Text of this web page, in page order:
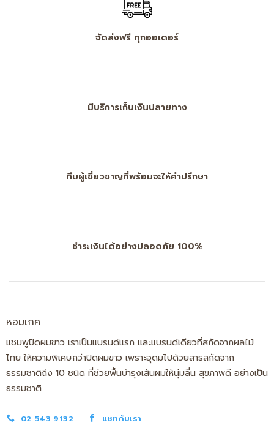
จัดส่งฟรี ทุกออเดอร์
มีบริการเก็บเงินปลายทาง
ทีมผู้เชี่ยวชาญที่พร้อมจะให้คำปรึกษา
ชำระเงินได้อย่างปลอดภัย 100%
หอมเกศ
แชมพูปิดผมขาว เราเป็นแบรนด์แรก และแบรนด์เดียวที่สกัดจากผลไม้
ไทย ให้ความพิเศษกว่าปิดผมขาว เพราะอุดมไปด้วยสารสกัดจาก
ธรรมชาติถึง 10 ชนิด ที่ช่วยฟื้นบำรุงเส้นผมให้นุ่มลื่น สุขภาพดี อย่างเป็น
ธรรมชาติ
02 543 9132 แชทกับเรา